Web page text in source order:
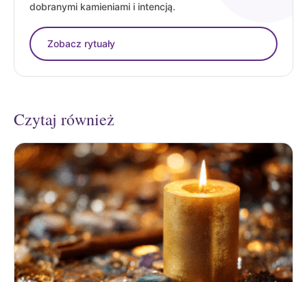
dobranymi kamieniami i intencją.
Zobacz rytuały
Czytaj również